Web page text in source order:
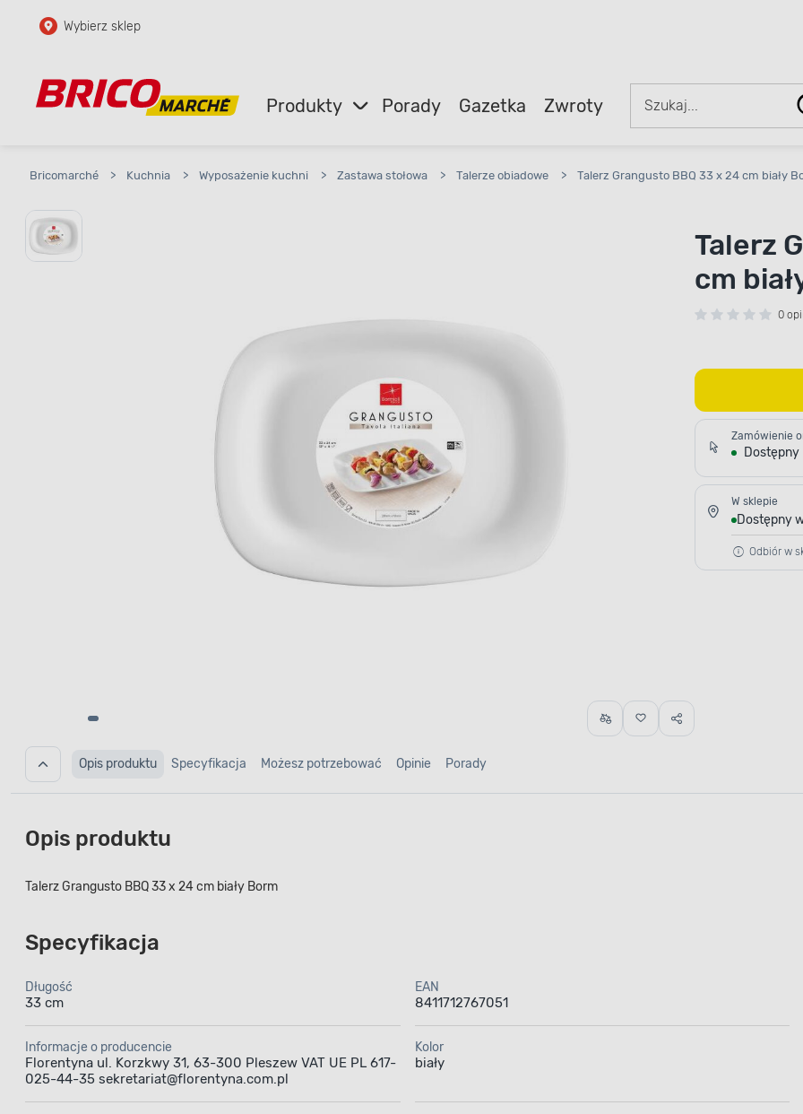
Przejdź do głównej zawartości
Przejdź do wyszukiwarki
Wybierz sklep
Produkty Porady Gazetka Zwroty
Bricomarché > Kuchnia > Wyposażenie kuchni > Zastawa stołowa > Talerze obiadowe > Talerz Grangusto BBQ 33 x 24 cm biały
Talerz
cm
0
Zamówienie
Dostępny
W sklepie
Dostępny
Odbiór w
Opis produktu Specyfikacja Możesz potrzebować Opinie Porady
Opis produktu
Talerz Grangusto BBQ 33 x 24 cm biały Borm
Specyfikacja
Długość
33 cm
EAN
8411712767051
Informacje o producencie
Florentyna ul. Korzkwy 31, 63-300 Pleszew VAT UE PL 617-
025-44-35 sekretariat@florentyna.com.pl
Kolor
biały